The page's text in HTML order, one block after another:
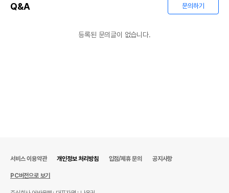
Q&A 문의하기
등록된 문의글이 없습니다.
서비스 이용약관 개인정보 처리방침 입점/제휴 문의 공지사항
PC버전으로 보기